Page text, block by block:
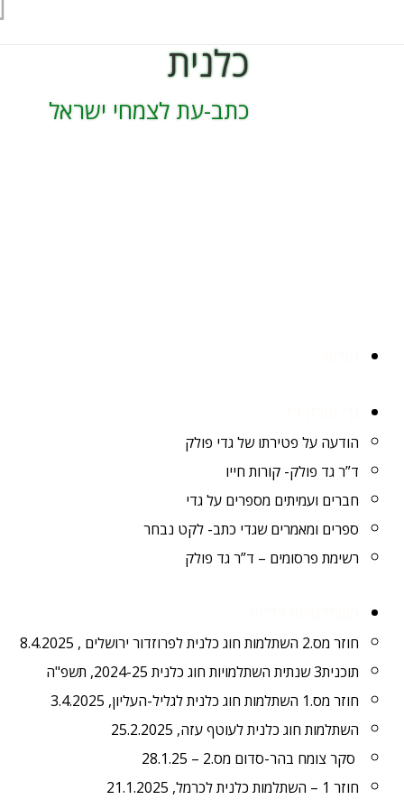
כלנית
כתב-עת לצמחי ישראל
הודעה על פטירתו של גדי פולק
ד”ר גד פולק- קורות חייו
חברים ועמיתים מספרים על גדי
ספרים ומאמרים שגדי כתב- לקט נבחר
רשימת פרסומים – ד”ר גד פולק
חוזר מס.2 השתלמות חוג כלנית לפרוזדור ירושלים , 8.4.2025
תוכנית3 שנתית השתלמויות חוג כלנית 2024-25, תשפ"ה
חוזר מס.1 השתלמות חוג כלנית לגליל-העליון, 3.4.2025
השתלמות חוג כלנית לעוטף עזה, 25.2.2025
סקר צומח בהר-סדום מס.2 – 28.1.25
חוזר 1 – השתלמות כלנית לכרמל, 21.1.2025